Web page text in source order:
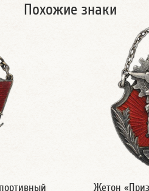
Похожие знаки
Жетон